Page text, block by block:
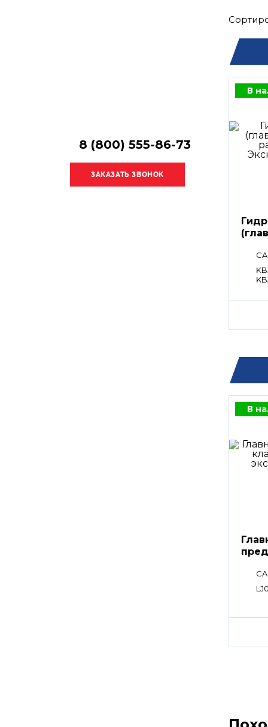
8 (800) 555-86-73
В
В